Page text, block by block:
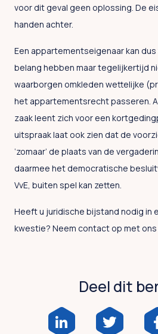
voor dit geval geen oplossing. De
handen achter.
Een appartementseigenaar kan
belang hebben maar tegelijkertijd
waarborgen omkleden wettelijke
het appartementsrecht passeren.
zaak leent zich voor een
uitspraak laat ook zien dat de
‘zomaar’ de plaats van de
daarmee het democratische
VvE, buiten spel kan zetten.
Heeft u juridische bijstand nodig in
kwestie? Neem contact op met
Deel dit